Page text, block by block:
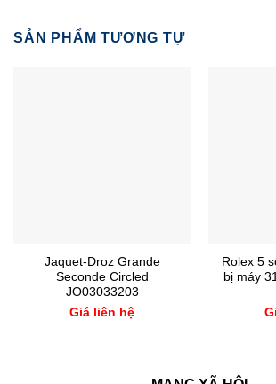
SẢN PHẨM TƯƠNG TỰ
Jaquet-Droz Grande
Seconde Circled
JO03033203
Giá liên hệ
Rolex 5
bị máy